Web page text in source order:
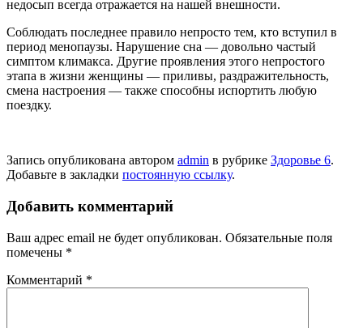
недо­сып всегда отражается на нашей внешности.
Соблюдать последнее правило непросто тем, кто вступил в
пе­риод менопаузы. Нарушение сна — довольно частый
симптом климакса. Другие проявления этого непростого
этапа в жиз­ни женщины — приливы, раздражительность,
смена настрое­ния — также способны испортить любую
поездку.
Запись опубликована автором admin в рубрике Здоровье 6.
Добавьте в закладки постоянную ссылку.
Добавить комментарий
Ваш адрес email не будет опубликован. Обязательные поля
помечены *
Комментарий *